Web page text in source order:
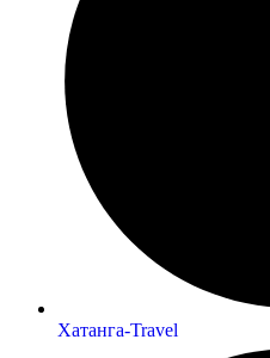
Хатанга-Travel